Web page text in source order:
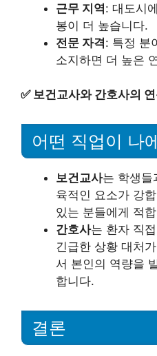
근무 지역: 대도시
봉이 더 높습니다.
전문 자격: 특정 분
소지하면 더 높은
✅ 보건교사와 간호사의
어떤 직업이 나
보건교사는 학생들
육적인 요소가 강
있는 분들에게 적
간호사는 환자 직
긴급한 상황 대처
서 본인의 역량을
합니다.
결론